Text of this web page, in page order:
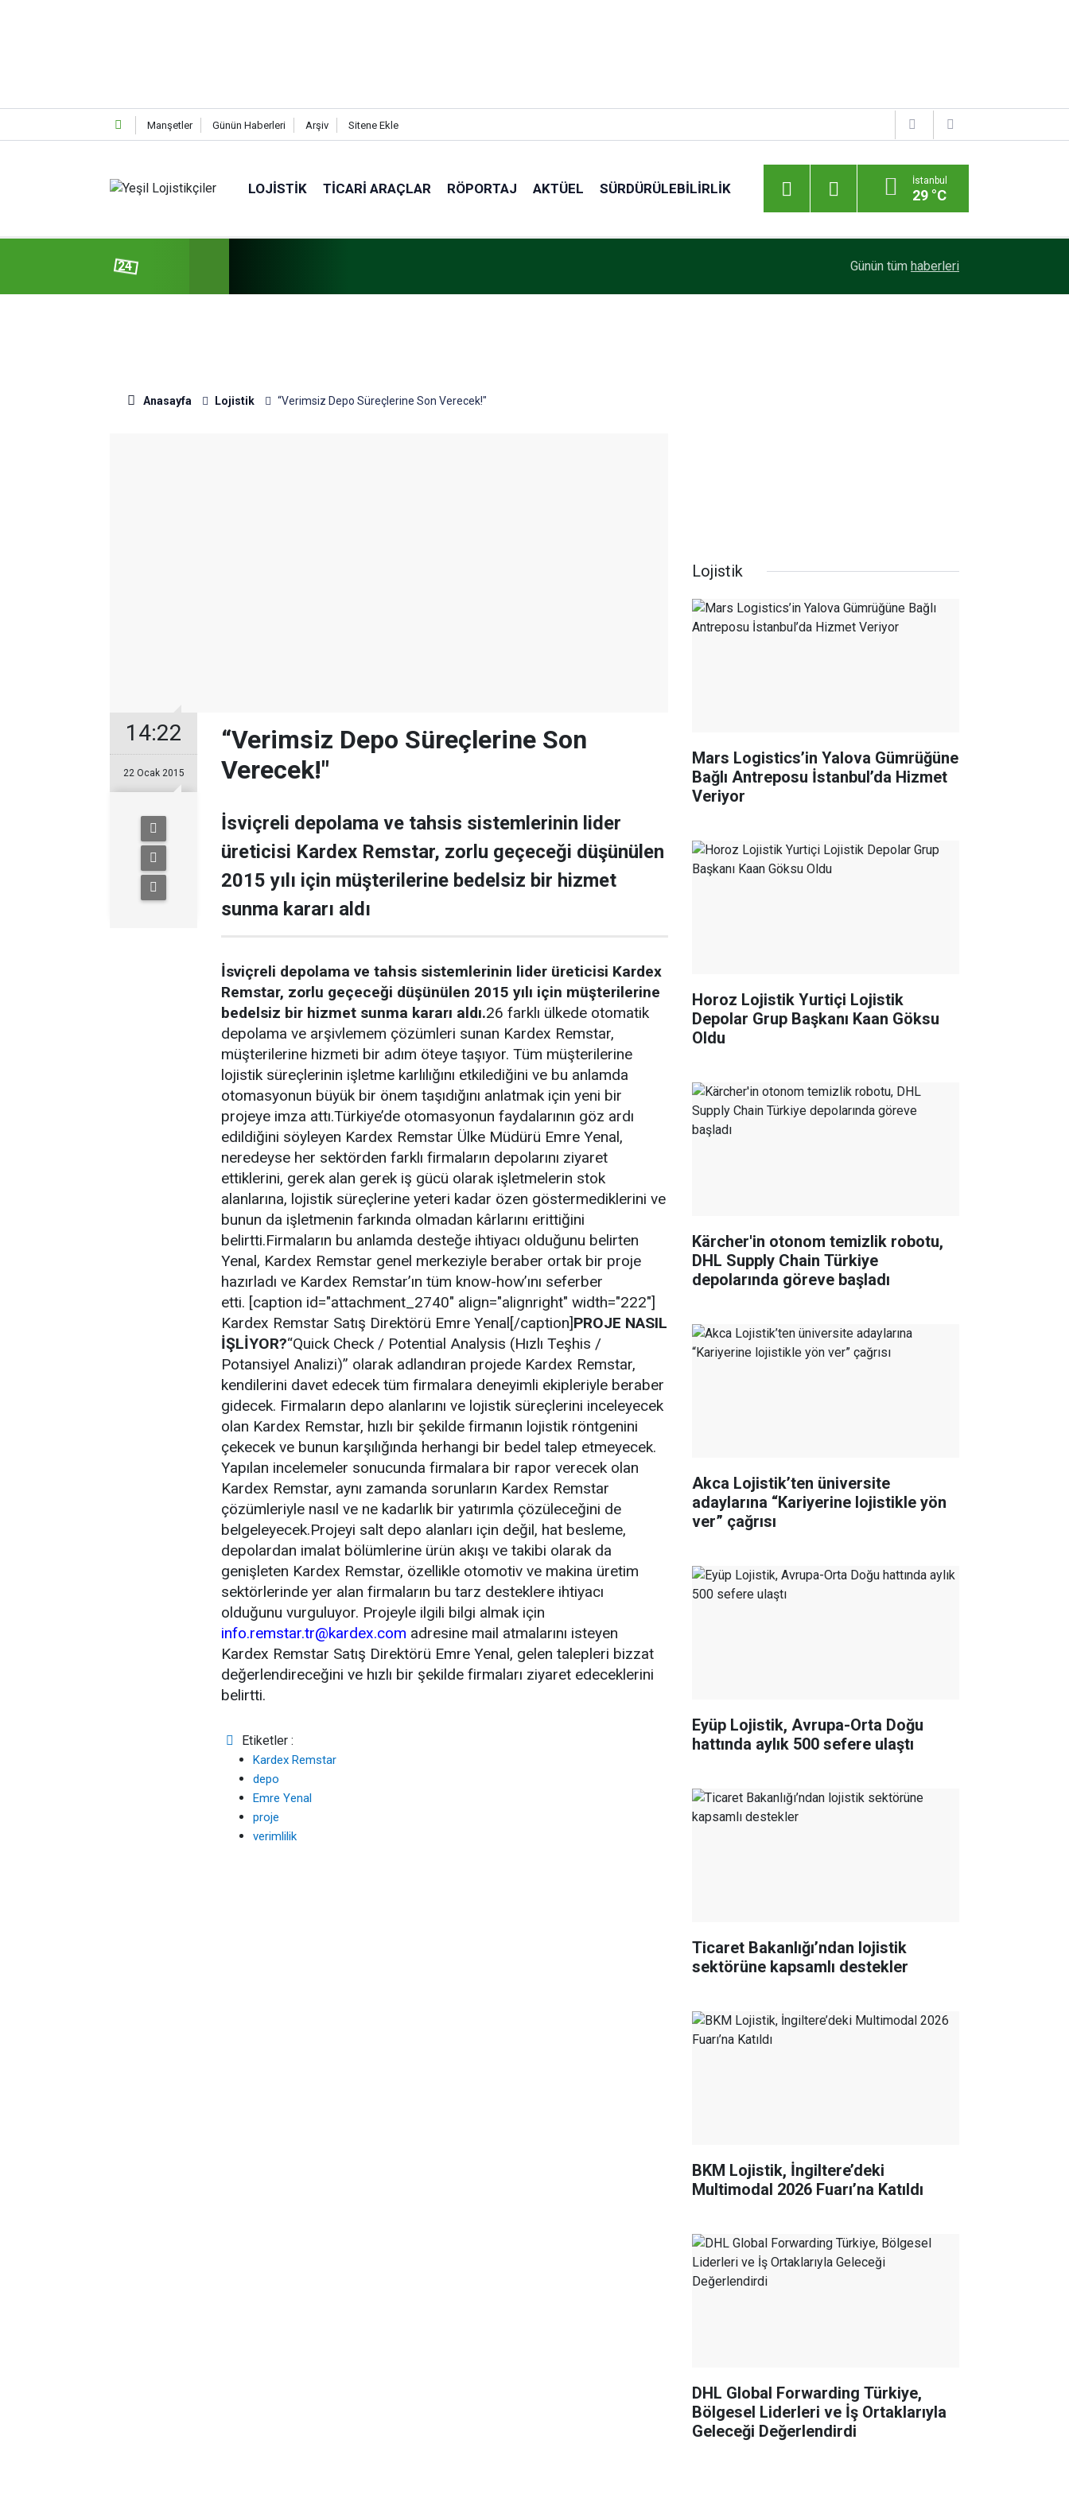
Manşetler Günün Haberleri Arşiv Sitene Ekle
LOJISTIK TICARI ARAÇLAR RÖPORTAJ AKTÜEL SÜRDÜRÜLEBILIRLIK İstanbul
29 °C
24 Günün tüm haberleri
Anasayfa Lojistik “Verimsiz Depo Süreçlerine Son Verecek!"
14:22
22 Ocak 2015
“Verimsiz Depo Süreçlerine Son
Verecek!"
İsviçreli depolama ve tahsis sistemlerinin lider
üreticisi Kardex Remstar, zorlu geçeceği düşünülen
2015 yılı için müşterilerine bedelsiz bir hizmet
sunma kararı aldı
İsviçreli depolama ve tahsis sistemlerinin lider üreticisi Kardex
Remstar, zorlu geçeceği düşünülen 2015 yılı için müşterilerine
bedelsiz bir hizmet sunma kararı aldı.26 farklı ülkede otomatik
depolama ve arşivlemem çözümleri sunan Kardex Remstar,
müşterilerine hizmeti bir adım öteye taşıyor. Tüm müşterilerine
lojistik süreçlerinin işletme karlılığını etkilediğini ve bu anlamda
otomasyonun büyük bir önem taşıdığını anlatmak için yeni bir
projeye imza attı.Türkiye’de otomasyonun faydalarının göz ardı
edildiğini söyleyen Kardex Remstar Ülke Müdürü Emre Yenal,
neredeyse her sektörden farklı firmaların depolarını ziyaret
ettiklerini, gerek alan gerek iş gücü olarak işletmelerin stok
alanlarına, lojistik süreçlerine yeteri kadar özen göstermediklerini ve
bunun da işletmenin farkında olmadan kârlarını erittiğini
belirtti.Firmaların bu anlamda desteğe ihtiyacı olduğunu belirten
Yenal, Kardex Remstar genel merkeziyle beraber ortak bir proje
hazırladı ve Kardex Remstar’ın tüm know-how’ını seferber
etti. [caption id="attachment_2740" align="alignright" width="222"]
Kardex Remstar Satış Direktörü Emre Yenal[/caption]PROJE NASIL
İŞLİYOR?“Quick Check / Potential Analysis (Hızlı Teşhis /
Potansiyel Analizi)” olarak adlandıran projede Kardex Remstar,
kendilerini davet edecek tüm firmalara deneyimli ekipleriyle beraber
gidecek. Firmaların depo alanlarını ve lojistik süreçlerini inceleyecek
olan Kardex Remstar, hızlı bir şekilde firmanın lojistik röntgenini
çekecek ve bunun karşılığında herhangi bir bedel talep etmeyecek.
Yapılan incelemeler sonucunda firmalara bir rapor verecek olan
Kardex Remstar, aynı zamanda sorunların Kardex Remstar
çözümleriyle nasıl ve ne kadarlık bir yatırımla çözüleceğini de
belgeleyecek.Projeyi salt depo alanları için değil, hat besleme,
depolardan imalat bölümlerine ürün akışı ve takibi olarak da
genişleten Kardex Remstar, özellikle otomotiv ve makina üretim
sektörlerinde yer alan firmaların bu tarz desteklere ihtiyacı
olduğunu vurguluyor. Projeyle ilgili bilgi almak için
info.remstar.tr@kardex.com adresine mail atmalarını isteyen
Kardex Remstar Satış Direktörü Emre Yenal, gelen talepleri bizzat
değerlendireceğini ve hızlı bir şekilde firmaları ziyaret edeceklerini
belirtti.
Etiketler :
Kardex Remstar
depo
Emre Yenal
proje
verimlilik
Lojistik
Mars Logistics’in Yalova Gümrüğüne
Bağlı Antreposu İstanbul’da Hizmet
Veriyor
Horoz Lojistik Yurtiçi Lojistik
Depolar Grup Başkanı Kaan Göksu
Oldu
Kärcher'in otonom temizlik robotu,
DHL Supply Chain Türkiye
depolarında göreve başladı
Akca Lojistik’ten üniversite
adaylarına “Kariyerine lojistikle yön
ver” çağrısı
Eyüp Lojistik, Avrupa-Orta Doğu
hattında aylık 500 sefere ulaştı
Ticaret Bakanlığı’ndan lojistik
sektörüne kapsamlı destekler
BKM Lojistik, İngiltere’deki
Multimodal 2026 Fuarı’na Katıldı
DHL Global Forwarding Türkiye,
Bölgesel Liderleri ve İş Ortaklarıyla
Geleceği Değerlendirdi